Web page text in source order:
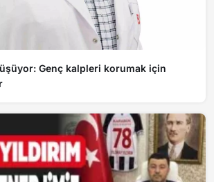
Genç kalpleri korumak için